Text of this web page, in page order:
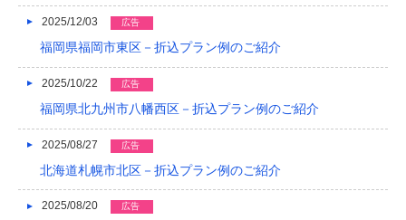
2017/03
2016/12
2016/11
2025/12/03 広告
福岡県福岡市東区－折込プラン例のご紹介
2025/10/22 広告
福岡県北九州市八幡西区－折込プラン例のご紹介
2025/08/27 広告
北海道札幌市北区－折込プラン例のご紹介
2025/08/20 広告